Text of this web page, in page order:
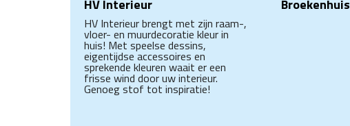
HV Interieur
HV Interieur brengt met zijn raam-,
vloer- en muurdecoratie kleur in
huis! Met speelse dessins,
eigentijdse accessoires en
sprekende kleuren waait er een
frisse wind door uw interieur.
Genoeg stof tot inspiratie!
Broekenhuis